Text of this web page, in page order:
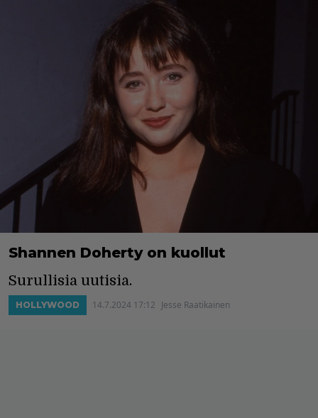
Shannen Doherty on kuollut
Surullisia uutisia.
HOLLYWOOD 14.7.2024 17:12 Jesse Raatikainen